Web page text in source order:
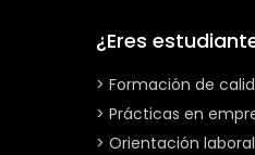
¿Eres
> Formación de
> Prácticas en
> Orientación laboral